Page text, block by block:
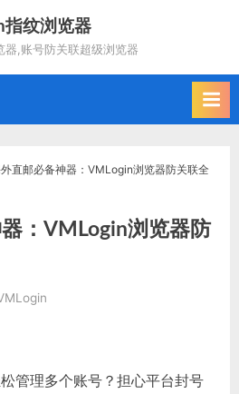
纹浏览器
器,账号防关联超级浏览器
直邮必备神器：VMLogin浏览器防关联全
：VMLogin浏览器防
管理多个账号？担心平台封号